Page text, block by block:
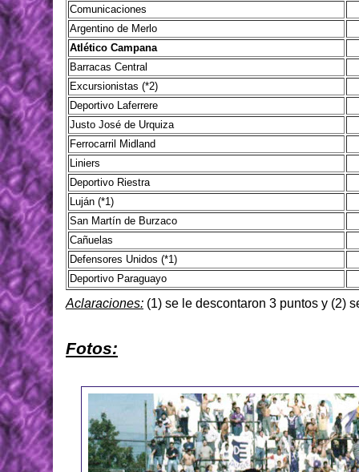
Comunicaciones
Argentino de Merlo
Atlético Campana
Barracas Central
Excursionistas (*2)
Deportivo Laferrere
Justo José de Urquiza
Ferrocarril Midland
Liniers
Deportivo Riestra
Luján (*1)
San Martín de Burzaco
Cañuelas
Defensores Unidos (*1)
Deportivo Paraguayo
Aclaraciones: (1) se le descontaron 3 puntos y (2)
Fotos: